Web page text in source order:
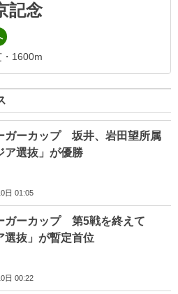
記念
1600m
ガーカップ 坂井、岩田望所属
ア選抜」が優勝
日 01:05
ガーカップ 第5戦を終えて
選抜」が暫定首位
日 00:22